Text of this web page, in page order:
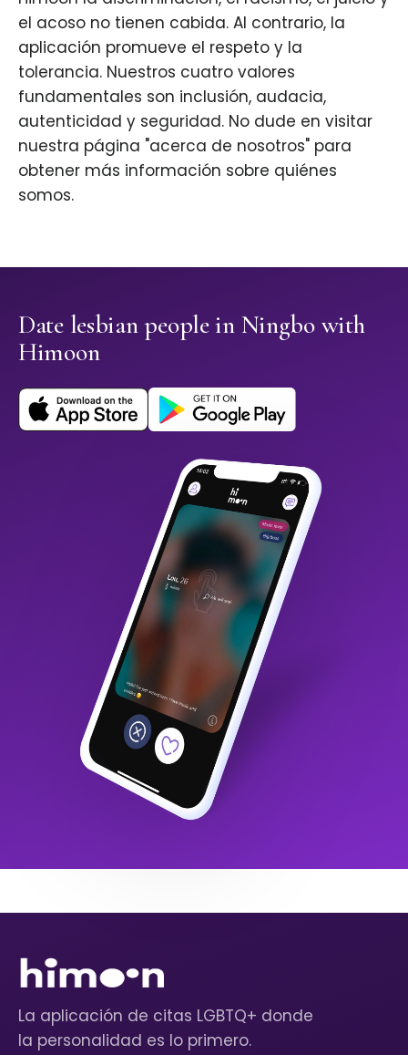
el acoso no tienen cabida. Al contrario, la
aplicación promueve el respeto y la
tolerancia. Nuestros cuatro valores
fundamentales son inclusión, audacia,
autenticidad y seguridad. No dude en visitar
nuestra página "acerca de nosotros" para
obtener más información sobre quiénes
somos.
Date lesbian people in Ningbo with
Himoon
La aplicación de citas LGBTQ+ donde
la personalidad es lo primero.